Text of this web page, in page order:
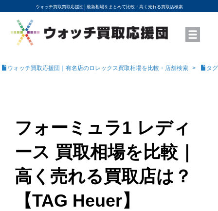
ウォッチ買取買取応援団│ 最新相場をまとめて比較・高く売れる買取店検索
YouTubeで動画を公開中
ROLEXモデル名から買取相場を調べる
高級時計ブランド名から買取相場を調べる
地域から買取店を探す
店舗名から買取店を探す
ブランド時計を高く売る方法
買取査定を依頼する
ウォッチ買取応援団｜有名店のロレックス買取相場を比較・店舗検索 タ
フォーミュラ1 レディ
ース 買取相場を比較｜
高く売れる買取店は？
【TAG Heuer】